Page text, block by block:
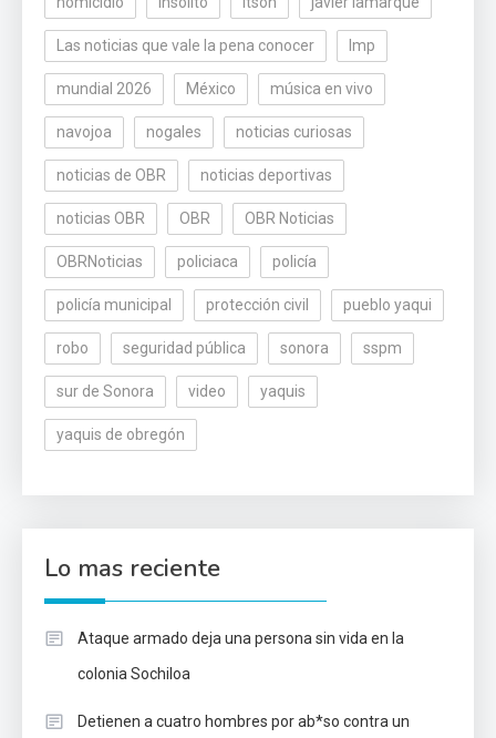
Las noticias que vale la pena conocer lmp
mundial 2026 México música en vivo
navojoa nogales noticias curiosas
noticias de OBR noticias deportivas
noticias OBR OBR OBR Noticias
OBRNoticias policiaca policía
policía municipal protección civil pueblo yaqui
robo seguridad pública sonora sspm
sur de Sonora video yaquis
yaquis de obregón
Lo mas reciente
Ataque armado deja una persona sin vida en la
colonia Sochiloa
Detienen a cuatro hombres por ab*so contra un